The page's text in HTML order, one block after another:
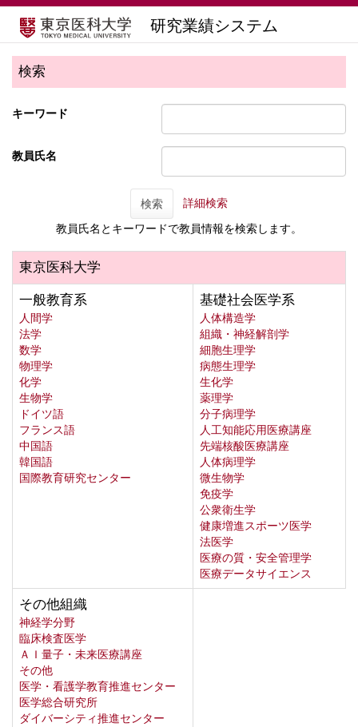
研究業績システム
検索
キーワード
教員氏名
検索 詳細検索
教員氏名とキーワードで教員情報を検索します。
東京医科大学
一般教育系
人間学
法学
数学
物理学
化学
生物学
ドイツ語
フランス語
中国語
韓国語
国際教育研究センター
基礎社会医学系
人体構造学
組織・神経解剖学
細胞生理学
病態生理学
生化学
薬理学
分子病理学
人工知能応用医療講座
先端核酸医療講座
人体病理学
微生物学
免疫学
公衆衛生学
健康増進スポーツ医学
法医学
医療の質・安全管理学
医療データサイエンス
その他組織
神経学分野
臨床検査医学
ＡＩ量子・未来医療講座
その他
医学・看護学教育推進センター
医学総合研究所
ダイバーシティ推進センター